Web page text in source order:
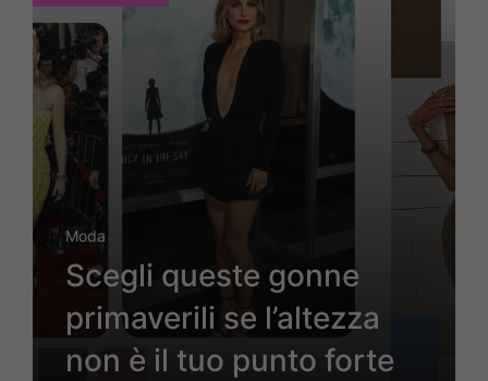
Moda
Scegli queste gonne
primaverili se l’altezza
non è il tuo punto forte